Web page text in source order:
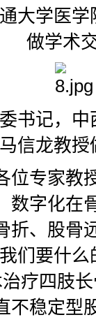
学医学
做学术
记，中
信龙教授
专家教
数字化在
折、股骨
们要什
疗四肢
不稳定型